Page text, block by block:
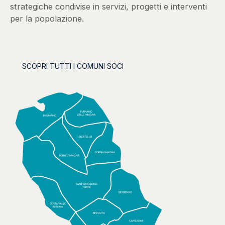
strategiche condivise in servizi, progetti e interventi
per la popolazione.
SCOPRI TUTTI I COMUNI SOCI